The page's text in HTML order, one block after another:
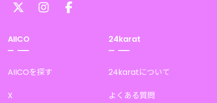
AIICO
AIICOを探す
X
24karat
24karatについて
よくある質問